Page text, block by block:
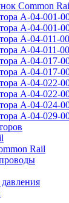
Common
А-04-001-
А-04-001-
А-04-011-
А-04-011-
А-04-017-
А-04-017-
А-04-022-
А-04-022-
А-04-024-
А-04-029-
Rail